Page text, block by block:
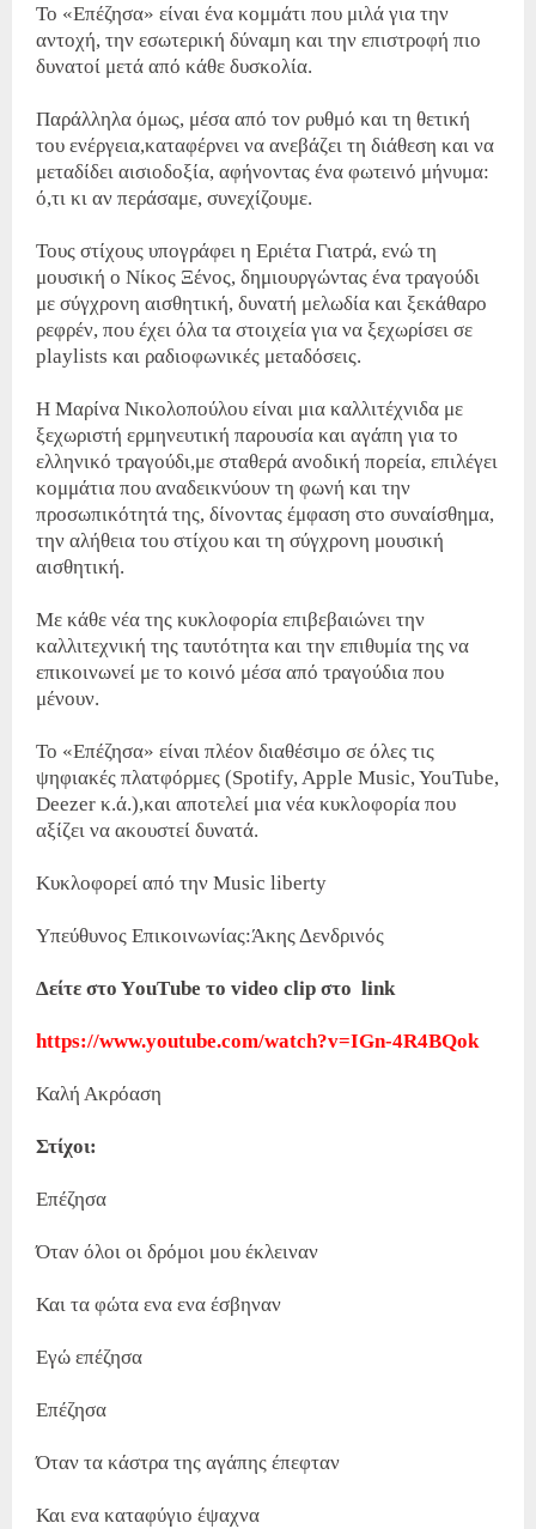
Το «Επέζησα» είναι ένα κομμάτι που μιλά για την
αντοχή, την εσωτερική δύναμη και την επιστροφή πιο
δυνατοί μετά από κάθε δυσκολία.
Παράλληλα όμως, μέσα από τον ρυθμό και τη θετική
του ενέργεια,καταφέρνει να ανεβάζει τη διάθεση και να
μεταδίδει αισιοδοξία, αφήνοντας ένα φωτεινό μήνυμα:
ό,τι κι αν περάσαμε, συνεχίζουμε.
Τους στίχους υπογράφει η Εριέτα Γιατρά, ενώ τη
μουσική ο Νίκος Ξένος, δημιουργώντας ένα τραγούδι
με σύγχρονη αισθητική, δυνατή μελωδία και ξεκάθαρο
ρεφρέν, που έχει όλα τα στοιχεία για να ξεχωρίσει σε
playlists και ραδιοφωνικές μεταδόσεις.
Η Μαρίνα Νικολοπούλου είναι μια καλλιτέχνιδα με
ξεχωριστή ερμηνευτική παρουσία και αγάπη για το
ελληνικό τραγούδι,με σταθερά ανοδική πορεία, επιλέγει
κομμάτια που αναδεικνύουν τη φωνή και την
προσωπικότητά της, δίνοντας έμφαση στο συναίσθημα,
την αλήθεια του στίχου και τη σύγχρονη μουσική
αισθητική.
Με κάθε νέα της κυκλοφορία επιβεβαιώνει την
καλλιτεχνική της ταυτότητα και την επιθυμία της να
επικοινωνεί με το κοινό μέσα από τραγούδια που
μένουν.
Το «Επέζησα» είναι πλέον διαθέσιμο σε όλες τις
ψηφιακές πλατφόρμες (Spotify, Apple Music, YouTube,
Deezer κ.ά.),και αποτελεί μια νέα κυκλοφορία που
αξίζει να ακουστεί δυνατά.
Κυκλοφορεί από την Music liberty
Υπεύθυνος Επικοινωνίας:Άκης Δενδρινός
Δείτε στο ΥouΤube το video clip στο link
https://www.youtube.com/watch?v=IGn-4R4BQok
Καλή Ακρόαση
Στίχοι:
Επέζησα
Όταν όλοι οι δρόμοι μου έκλειναν
Και τα φώτα ενα ενα έσβηναν
Εγώ επέζησα
Επέζησα
Όταν τα κάστρα της αγάπης έπεφταν
Και ενα καταφύγιο έψαχνα